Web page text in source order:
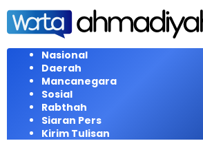
Langsung
konten
Nasional
Daerah
Mancanegara
Sosial
Rabthah
Siaran Pers
Kirim Tulisan